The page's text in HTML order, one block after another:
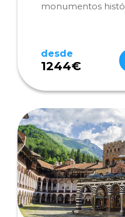
monumentos
desde
1244€